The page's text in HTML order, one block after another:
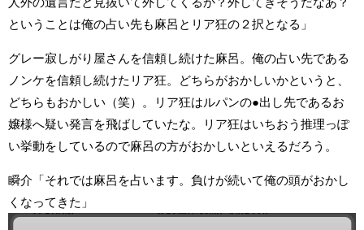
ということは俺の占い先も麻呂とリア狂の２択となる」
グレー寂しがり屋さんを信頼し続けた麻呂。俺の占い先である
ノンケを信頼し続けたリア狂。どちらがおかしいかというと、
どちらもおかしい（笑）。リア狂はルパンの●出し先であるお
嬢様へ疑い発言を飛ばしていたな。リア狂はいちおう推理っぽ
い挙動をしているので麻呂の方がおかしいといえるだろう。
瞬介「それでは麻呂を占います。負けが続いて俺の頭がおかし
くなってきた」